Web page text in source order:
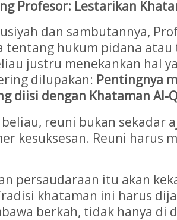
Profesor: Lestarikan
dan sambutannya,
tentang hukum pidana atau
justru menekankan hal
dilupakan: Pentingnya
diisi dengan Khataman Al-
reuni bukan sekadar
kesuksesan. Reuni harus
persaudaraan itu akan
khataman ini harus
berkah, tidak hanya di